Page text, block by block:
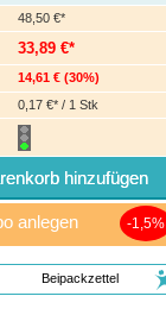
48,50 €*
33,89 €*
14,61 € (30%)
0,17 €* / 1 Stk
hinzufügen
anlegen 1,5%
Beipackzettel